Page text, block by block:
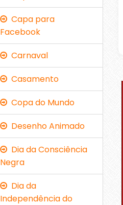
Capa para
Facebook
Carnaval
Casamento
Copa do Mundo
Desenho Animado
Dia da Consciência
Negra
Dia da
Independência do